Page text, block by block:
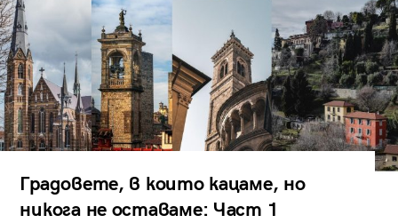
Градовете, в които кацаме, но
никога не оставаме: Част 1